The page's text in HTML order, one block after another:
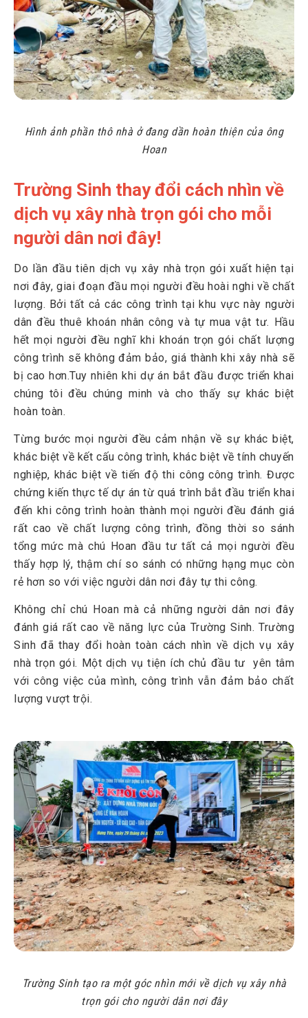
Hình ảnh phần thô nhà ở đang dần hoàn thiện của ông
Hoan
Trường Sinh thay đổi cách nhìn về
dịch vụ xây nhà trọn gói cho mỗi
người dân nơi đây!
Do lần đầu tiên dịch vụ xây nhà trọn gói xuất hiện tại
nơi đây, giai đoạn đầu mọi người đều hoài nghi về chất
lượng. Bởi tất cả các công trình tại khu vực này người
dân đều thuê khoán nhân công và tự mua vật tư. Hầu
hết mọi người đều nghĩ khi khoán trọn gói chất lượng
công trình sẽ không đảm bảo, giá thành khi xây nhà sẽ
bị cao hơn.Tuy nhiên khi dự án bắt đầu được triển khai
chúng tôi đều chúng minh và cho thấy sự khác biệt
hoàn toàn.
Từng bước mọi người đều cảm nhận về sự khác biệt,
khác biệt về kết cấu công trình, khác biệt về tính chuyến
nghiệp, khác biệt về tiến độ thi công công trình. Được
chứng kiến thực tế dự án từ quá trình bắt đầu triển khai
đến khi công trình hoàn thành mọi người đều đánh giá
rất cao về chất lượng công trình, đồng thời so sánh
tổng mức mà chú Hoan đầu tư tất cả mọi người đều
thấy hợp lý, thậm chí so sánh có những hạng mục còn
rẻ hơn so với việc người dân nơi đây tự thi công.
Không chỉ chú Hoan mà cả những người dân nơi đây
đánh giá rất cao về năng lực của Trường Sinh. Trường
Sinh đã thay đổi hoàn toàn cách nhìn về dịch vụ xây
nhà trọn gói. Một dịch vụ tiện ích chủ đầu tư yên tâm
với công việc của mình, công trình vẫn đảm bảo chất
lượng vượt trội.
Trường Sinh tạo ra một góc nhìn mới về dịch vụ xây nhà
trọn gói cho người dân nơi đây